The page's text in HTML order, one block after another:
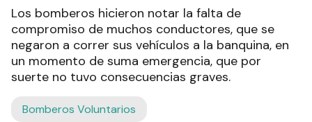
Los bomberos hicieron notar la falta de
compromiso de muchos conductores, que se
negaron a correr sus vehículos a la banquina, en
un momento de suma emergencia, que por
suerte no tuvo consecuencias graves.
Bomberos Voluntarios